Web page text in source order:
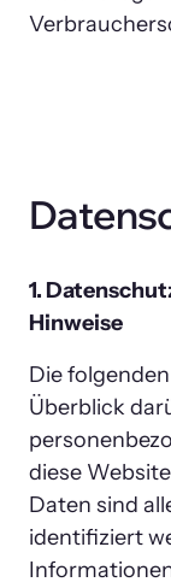
1.
Hinweise
Die
Überblick
diese
Daten sind
identifiziert